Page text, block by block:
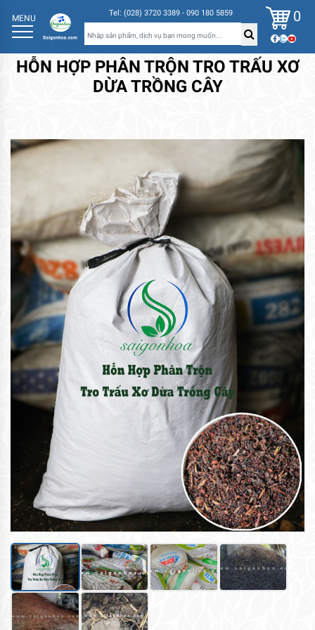
MENU Tel: (028) 3720 3389 - 090 180 5859 0
HỖN HỢP PHÂN TRỘN TRO TRẤU XƠ
DỪA TRỒNG CÂY